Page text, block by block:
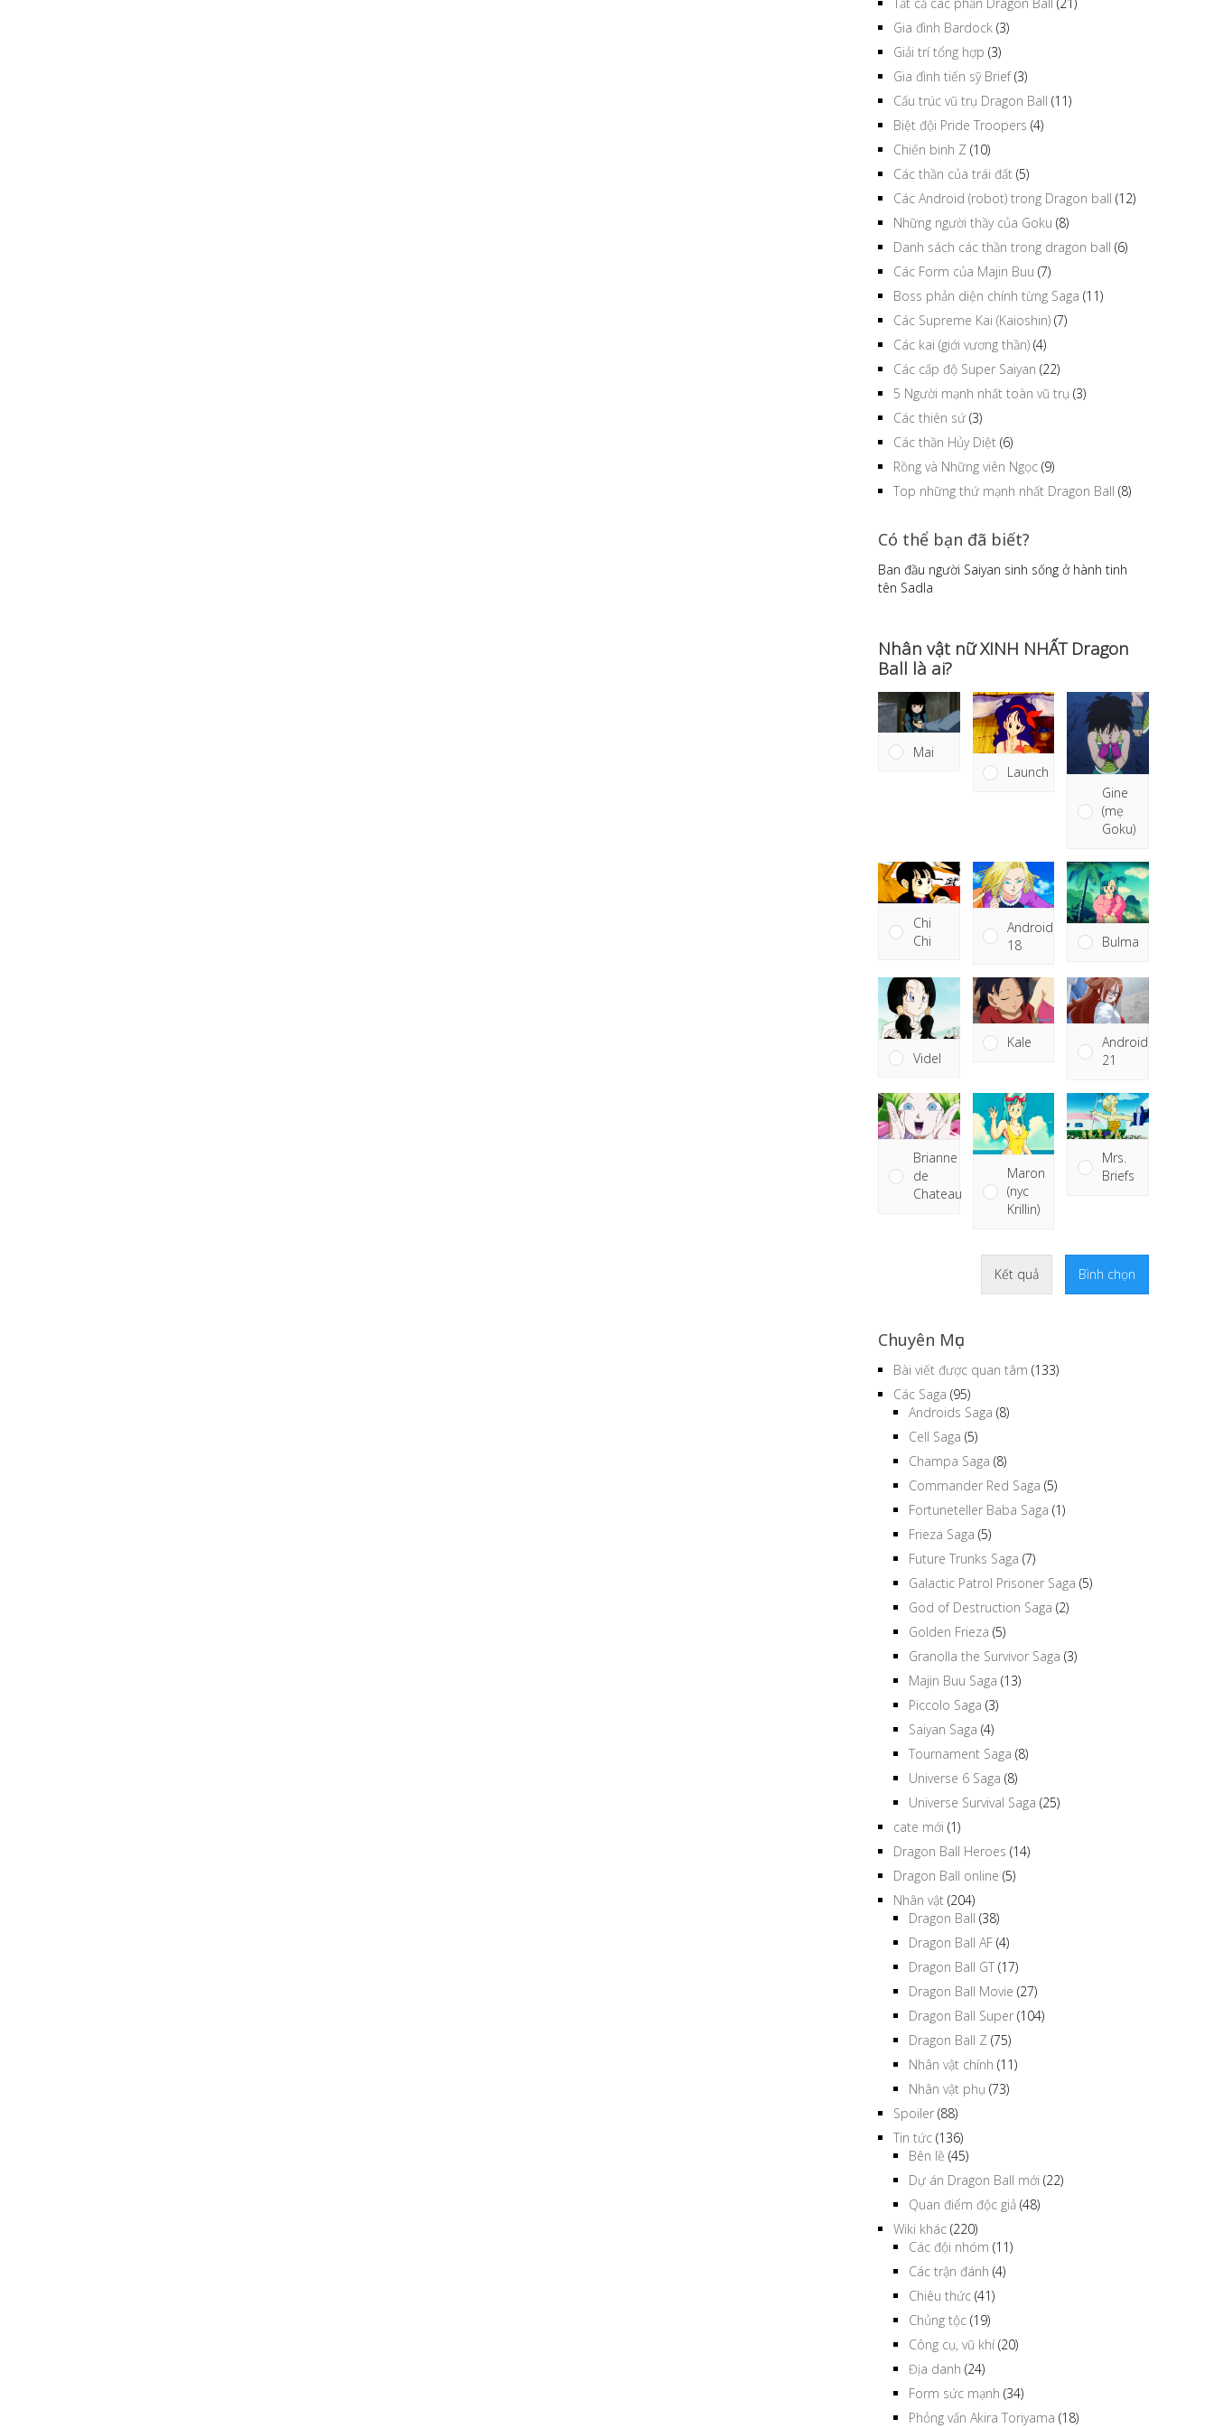
Gia đình Bardock (3)
Giải trí tổng hợp (3)
Gia đình tiến sỹ Brief(3)
Cấu trúc vũ trụ Dragon Ball (11)
Biệt đội Pride Troopers (4)
Chiến binh Z (10)
Các thần của trái đất (5)
Các Android (robot) trong Dragon ball (12)
Những người thầy của Goku (8)
Danh sách các thần trong dragon ball (6)
Các Form của Majin Buu (7)
Boss phản diện chính từng Saga (11)
Các Supreme Kai (Kaioshin) (7)
Các kai (giới vương thần) (4)
Các cấp độ Super Saiyan (22)
5 Người mạnh nhất toàn vũ trụ (3)
Các thiên sứ (3)
Các thần Hủy Diệt (6)
Rồng và Những viên Ngọc (9)
Top những thứ mạnh nhất Dragon Ball (8)
Có thể bạn đã biết?
Ban đầu người Saiyan sinh sống ở hành tinh
tên Sadla
Nhân vật nữ XINH NHẤT Dragon
Ball là ai?
Mai
Launch
Gine
(mẹ
Goku)
Chi
Chi
Android
18
Bulma
Videl
Kale
Android
21
Brianne
de
Chateau
Maron
(nyc
Krillin)
Mrs.
Briefs
Kết quả Bình chọn
Chuyên Mục
Bài viết được quan tâm (133)
Các Saga (95)
Androids Saga (8)
Cell Saga (5)
Champa Saga (8)
Commander Red Saga (5)
Fortuneteller Baba Saga (1)
Frieza Saga (5)
Future Trunks Saga (7)
Galactic Patrol Prisoner Saga (5)
God of Destruction Saga (2)
Golden Frieza (5)
Granolla the Survivor Saga (3)
Majin Buu Saga (13)
Piccolo Saga (3)
Saiyan Saga (4)
Tournament Saga (8)
Universe 6 Saga (8)
Universe Survival Saga (25)
cate mới (1)
Dragon Ball Heroes (14)
Dragon Ball online (5)
Nhân vật (204)
Dragon Ball (38)
Dragon Ball AF (4)
Dragon Ball GT (17)
Dragon Ball Movie (27)
Dragon Ball Super (104)
Dragon Ball Z (75)
Nhân vật chính (11)
Nhân vật phụ (73)
Spoiler (88)
Tin tức (136)
Bên lề (45)
Dự án Dragon Ball mới (22)
Quan điểm độc giả (48)
Wiki khác (220)
Các đội nhóm (11)
Các trận đánh (4)
Chiêu thức (41)
Chủng tộc (19)
Công cụ, vũ khí(20)
Địa danh (24)
Form sức mạnh (34)
Phỏng vấn Akira Toriyama (18)